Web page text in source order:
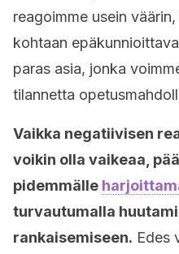
reagoimme usein
kohtaan
paras asia, jonka
tilannetta
Vaikka negatiivisen
voikin olla vaikeaa,
pidemmälle
turvautumalla
rankaisemiseen. Edes